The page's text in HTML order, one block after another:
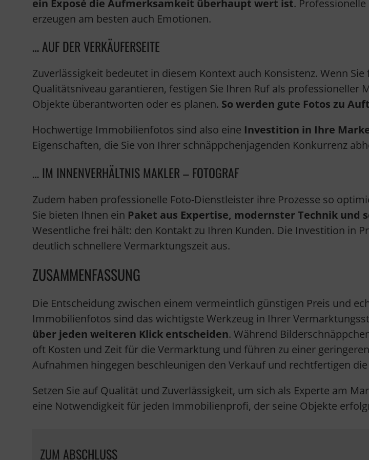
ein Exposé die Aufmerksamkeit überhaupt wert ist.
erzeugen am besten auch Emotionen.
… AUF DER VERKÄUFERSEITE
Zuverlässigkeit bedeutet in diesem Kontext auch Konsistenz. Wenn
Qualitätsniveau garantieren, festigen Sie Ihren Ruf als
Objekte überantworten oder es planen. So werden gute Fotos zu
Hochwertige Immobilienfotos sind also eine Investition in Ihre
Eigenschaften, die Sie von Ihrer schnäppchenjagenden Konkurrenz
… IM INNENVERHÄLTNIS MAKLER – FOTOGRAF
Zudem haben professionelle Foto-Dienstleister ihre Prozesse so
Sie bieten Ihnen ein Paket aus Expertise, modernster Technik und
Wesentliche frei hält: den Kontakt zu Ihren Kunden. Die Investition in
deutlich schnellere Vermarktungszeit aus.
ZUSAMMENFASSUNG
Die Entscheidung zwischen einem vermeintlich günstigen Preis und
Immobilienfotos sind das wichtigste Werkzeug in Ihrer
über jeden weiteren Klick entscheiden. Während
oft Kosten und Zeit für die Vermarktung und führen zu einer
Aufnahmen hingegen beschleunigen den Verkauf und rechtfertigen
Setzen Sie auf Qualität und Zuverlässigkeit, um sich als Experte am
eine Notwendigkeit für jeden Immobilienprofi, der seine Objekte
ZUM ABSCHLUSS